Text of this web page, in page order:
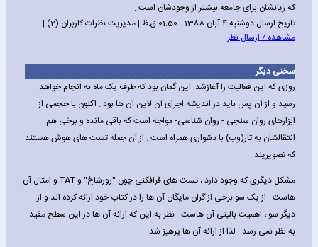
که زیانشان برای جامعه بیشتر از وجودشان است .
تاریخ ارسال دوشنبه 4 آبان 1388 - 01:50 ق.ظ | مدیریت نظرات کاربران (2) |
مشاهده / ارسال نظر
سخنی دیگر
روزی که این فعالیت را آغازشد این گمان بود که ظرف یک ماه به انجام خواهد
رسید و از آن پس باید در اندیشه اجرای آن لاین آن ها بود . اکنون با حجمی از
ابزارهای روان سنجی - روان شناسی- مواجه است که باقی مانده و برخی هم
انتقالشان به تار(وب) با دشواری همراه است . از آن جمله تست های هوش هستند
که تصویریند .
مشکل دیگری که وجود دارد ، تست های فرافکنی چون "رورشاخ" و TAT و امثال آن
هاست . از یک سو برخی از گران مایگان آن ها را در کتاب خود ارائه کرده اند و از
دیگر سو ، اهمیت بالینی آن هاست . نظر به این که ارائه آن ها در این سطح مفید
به نظر نمی رسد . لذا از ارائه آن ها پرهیز شد.